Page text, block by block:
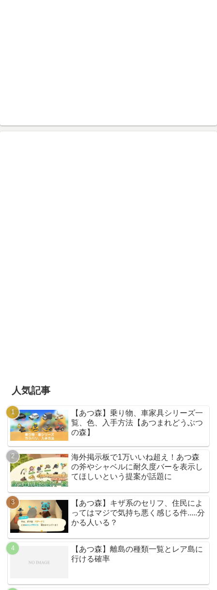
人気記事
【あつ森】乗り物、車家具シリーズ一
覧、色、入手方法【あつまれどうぶつ
の森】
海外掲示板で1万いいね超え！あつ森
の斧やシャベルに耐久度バーを表示し
てほしいという提案が話題に
【あつ森】キザ系のセリフ、住民によ
ってはマジで気持ち悪く感じる件.....分
かる人いる？
【あつ森】離島の種類一覧とレア島に
行ける確率